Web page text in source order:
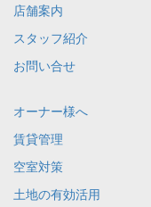
店舗案内
スタッフ紹介
お問い合せ
オーナー様へ
賃貸管理
空室対策
土地の有効活用